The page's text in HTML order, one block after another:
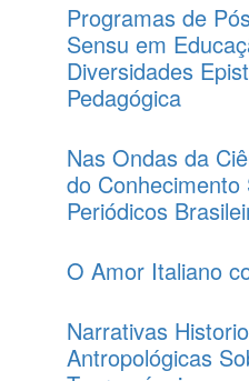
Programas de
Sensu em
Diversidades
Pedagógica
Nas Ondas da
do
Periódicos
O Amor Italiano
Narrativas
Antropológicas